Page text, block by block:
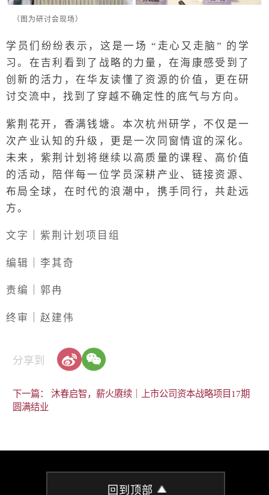
（图为研讨会现场）
学员们纷纷表示，这是一场 “走心又走脑” 的学
习。在吉利看到了战略的力量，在海康感受到了
创新的活力，在华友读懂了资源的价值，更在研
讨交流中，找到了穿越不确定性的底气与方向。
紫荆花开，香满钱塘。本次杭州研学，不仅是一
次产业认知的升级，更是一次同窗情谊的深化。
未来，紫荆计划将继续以高质量的课程、高价值
的活动，陪伴每一位学员深耕产业、链接资源、
布局全球，在时代的浪潮中，携手同行，共赴远
方。
文字｜紫荆计划项目组
编辑｜李其奇
责编｜郭冉
终审｜赵建伟
分享到
下一篇： 沐春启智，薪火赓续｜上市公司资本战略项目17期
圆满结业
回到顶部